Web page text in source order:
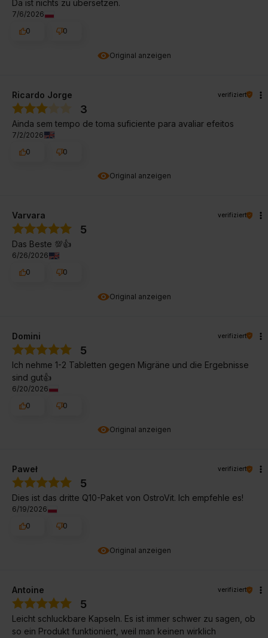
Original anzeigen
Da ist nichts zu übersetzen.
7/6/2026
0
0
Original anzeigen
Ricardo Jorge verifiziert
3
Ainda sem tempo de toma suficiente para avaliar efeitos
7/2/2026
0
0
Original anzeigen
Varvara verifiziert
5
Das Beste 💯👍️
6/26/2026
0
0
Original anzeigen
Domini verifiziert
5
Ich nehme 1-2 Tabletten gegen Migräne und die Ergebnisse
sind gut👍️
6/20/2026
0
0
Original anzeigen
Paweł verifiziert
5
Dies ist das dritte Q10-Paket von OstroVit. Ich empfehle es!
6/19/2026
0
0
Antoine verifiziert
5
Leicht schluckbare Kapseln. Es ist immer schwer zu sagen, ob
so ein Produkt funktioniert, weil man keinen wirklich